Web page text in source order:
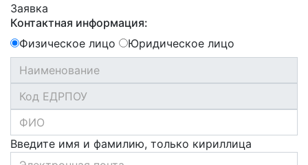
Заявка
Контактная информация:
Физическое лицо
Юридическое лицо
Введите имя и фамилию, только кириллица